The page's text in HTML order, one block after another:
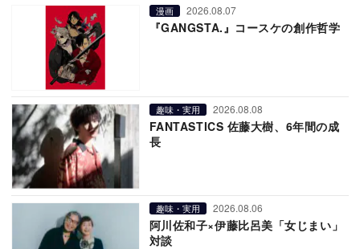
漫画 2026.08.07
『GANGSTA.』コースケの創作哲学
趣味・実用 2026.08.08
FANTASTICS 佐藤大樹、6年間の成
長
趣味・実用 2026.08.06
阿川佐和子×伊藤比呂美「女じまい」
対談